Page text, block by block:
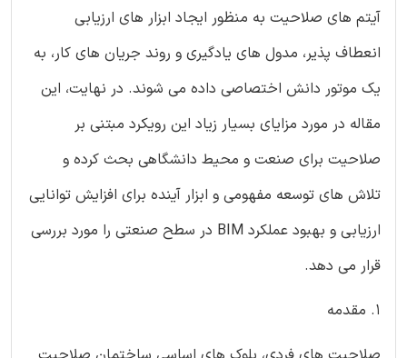
آیتم های صلاحیت به منظور ایجاد ابزار های ارزیابی
انعطاف پذیر، مدول های یادگیری و روند جریان های کار، به
یک موتور دانش اختصاصی داده می شوند. در نهایت، این
مقاله در مورد مزایای بسیار زیاد این رویکرد مبتنی بر
صلاحیت برای صنعت و محیط دانشگاهی بحث کرده و
تلاش های توسعه مفهومی و ابزار آینده برای افزایش توانایی
ارزیابی و بهبود عملکرد BIM در سطح صنعتی را مورد بررسی
قرار می دهد.
1. مقدمه